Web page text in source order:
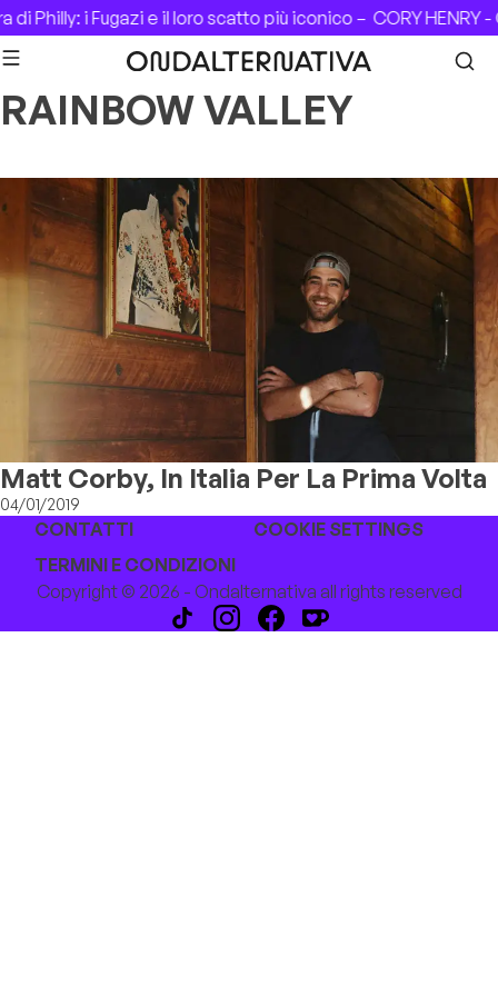
Skip to content
Philly: i Fugazi e il loro scatto più iconico –CORY HENRY -
RAINBOW VALLEY
Matt Corby, In Italia Per La Prima Volta
04/01/2019
CONTATTI
COOKIE SETTINGS
TERMINI E CONDIZIONI
Copyright © 2026 - Ondalternativa all rights reserved